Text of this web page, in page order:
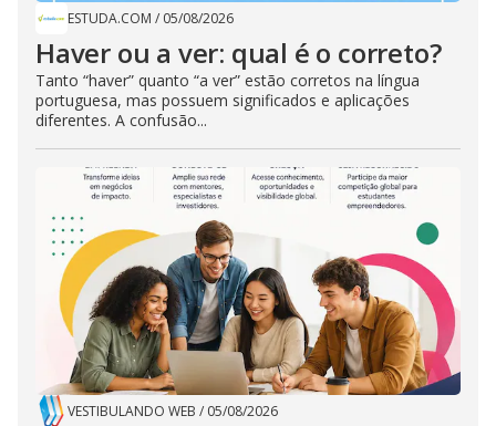
ESTUDA.COM / 05/08/2026
Haver ou a ver: qual é o correto?
Tanto “haver” quanto “a ver” estão corretos na língua
portuguesa, mas possuem significados e aplicações
diferentes. A confusão...
VESTIBULANDO WEB / 05/08/2026